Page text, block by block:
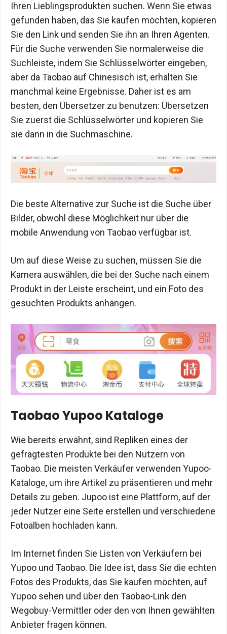
Ihren Lieblingsprodukten suchen. Wenn Sie etwas
gefunden haben, das Sie kaufen möchten, kopieren
Sie den Link und senden Sie ihn an Ihren Agenten.
Für die Suche verwenden Sie normalerweise die
Suchleiste, indem Sie Schlüsselwörter eingeben,
aber da Taobao auf Chinesisch ist, erhalten Sie
manchmal keine Ergebnisse. Daher ist es am
besten, den Übersetzer zu benutzen: Übersetzen
Sie zuerst die Schlüsselwörter und kopieren Sie
sie dann in die Suchmaschine.
Die beste Alternative zur Suche ist die Suche über
Bilder, obwohl diese Möglichkeit nur über die
mobile Anwendung von Taobao verfügbar ist.
Um auf diese Weise zu suchen, müssen Sie die
Kamera auswählen, die bei der Suche nach einem
Produkt in der Leiste erscheint, und ein Foto des
gesuchten Produkts anhängen.
Taobao Yupoo Kataloge
Wie bereits erwähnt, sind Repliken eines der
gefragtesten Produkte bei den Nutzern von
Taobao. Die meisten Verkäufer verwenden Yupoo-
Kataloge, um ihre Artikel zu präsentieren und mehr
Details zu geben. Jupoo ist eine Plattform, auf der
jeder Nutzer eine Seite erstellen und verschiedene
Fotoalben hochladen kann.
Im Internet finden Sie Listen von Verkäufern bei
Yupoo und Taobao. Die Idee ist, dass Sie die echten
Fotos des Produkts, das Sie kaufen möchten, auf
Yupoo sehen und über den Taobao-Link den
Wegobuy-Vermittler oder den von Ihnen gewählten
Anbieter fragen können.